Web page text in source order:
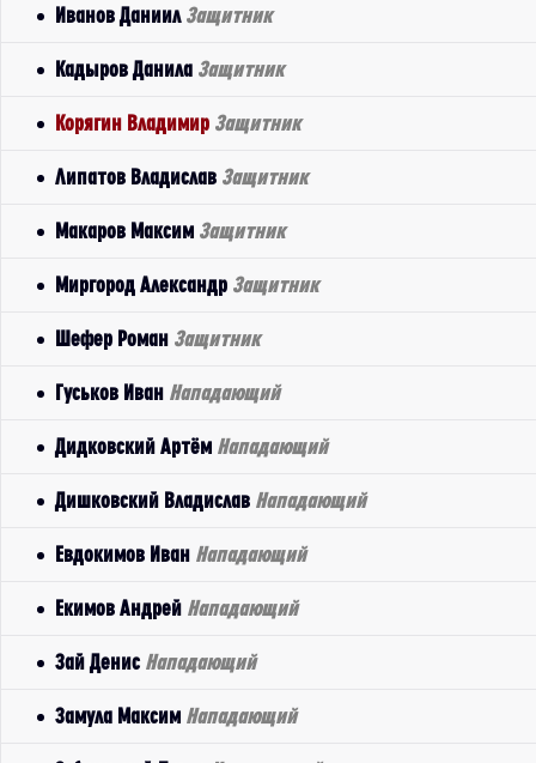
Иванов Даниил Защитник
Кадыров Данила Защитник
Корягин Владимир Защитник
Липатов Владислав Защитник
Макаров Максим Защитник
Миргород Александр Защитник
Шефер Роман Защитник
Гуськов Иван Нападающий
Дидковский Артём Нападающий
Дишковский Владислав Нападающий
Евдокимов Иван Нападающий
Екимов Андрей Нападающий
Зай Денис Нападающий
Замула Максим Нападающий